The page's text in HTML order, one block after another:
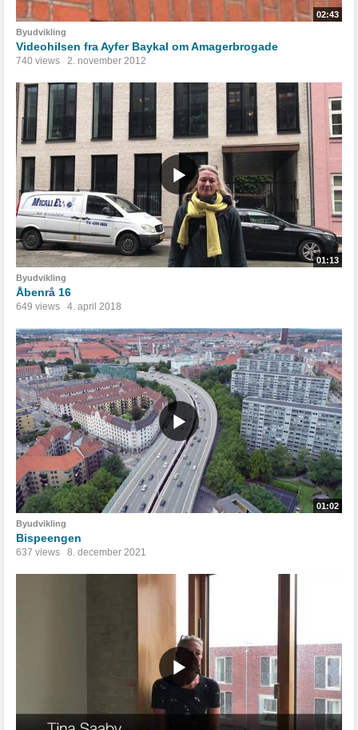
02:43
Byudvikling
Videohilsen fra Ayfer Baykal om Amagerbrogade
740 views 2. november 2012
01:13
Byudvikling
Åbenrå 16
649 views 4. april 2018
01:02
Byudvikling
Bispeengen
637 views 8. december 2021